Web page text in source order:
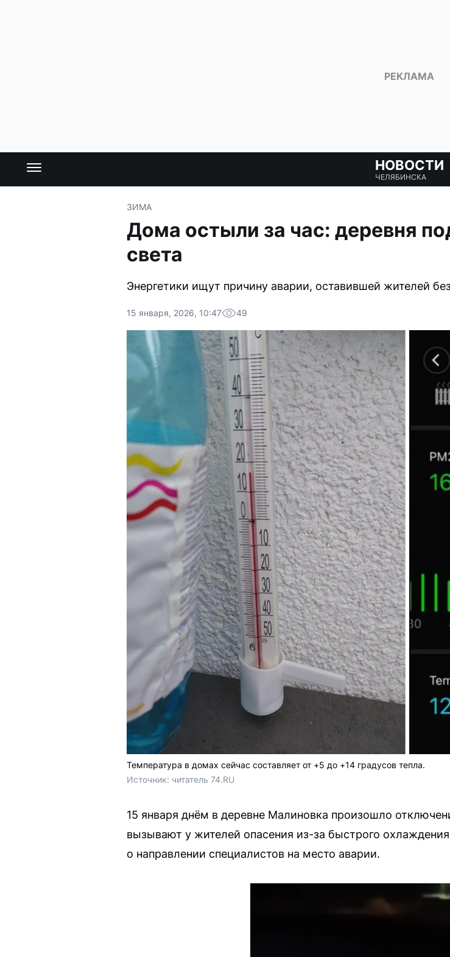
НОВОСТИ
ЧЕЛЯБИНСКА
ЗИМА
Дома остыли за час: деревня
света
Энергетики ищут причину аварии, оставившей жителей
15 января, 2026, 10:47 49
Температура в домах сейчас составляет от +5 до +14 градусов тепла.
Источник: читатель 74.RU
15 января днём в деревне Малиновка произошло
вызывают у жителей опасения из-за быстрого
о направлении специалистов на место аварии.